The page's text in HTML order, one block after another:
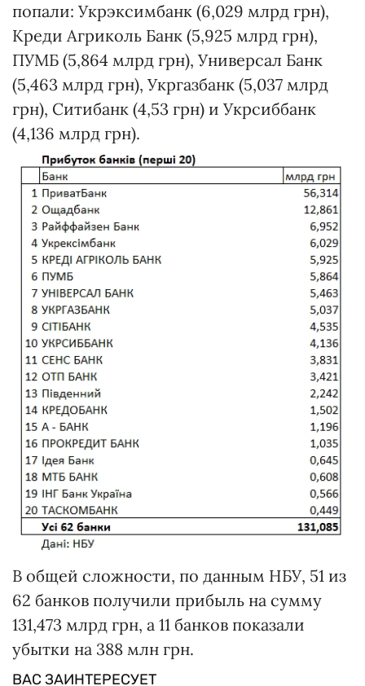
попали: Укрэксимбанк (6,029 млрд грн),
Креди Агриколь Банк (5,925 млрд грн),
ПУМБ (5,864 млрд грн), Универсал Банк
(5,463 млрд грн), Укргазбанк (5,037 млрд
грн), Ситибанк (4,53 грн) и Укрсиббанк
(4,136 млрд грн).
В общей сложности, по данным НБУ, 51 из
62 банков получили прибыль на сумму
131,473 млрд грн, а 11 банков показали
убытки на 388 млн грн.
ВАС ЗАИНТЕРЕСУЕТ